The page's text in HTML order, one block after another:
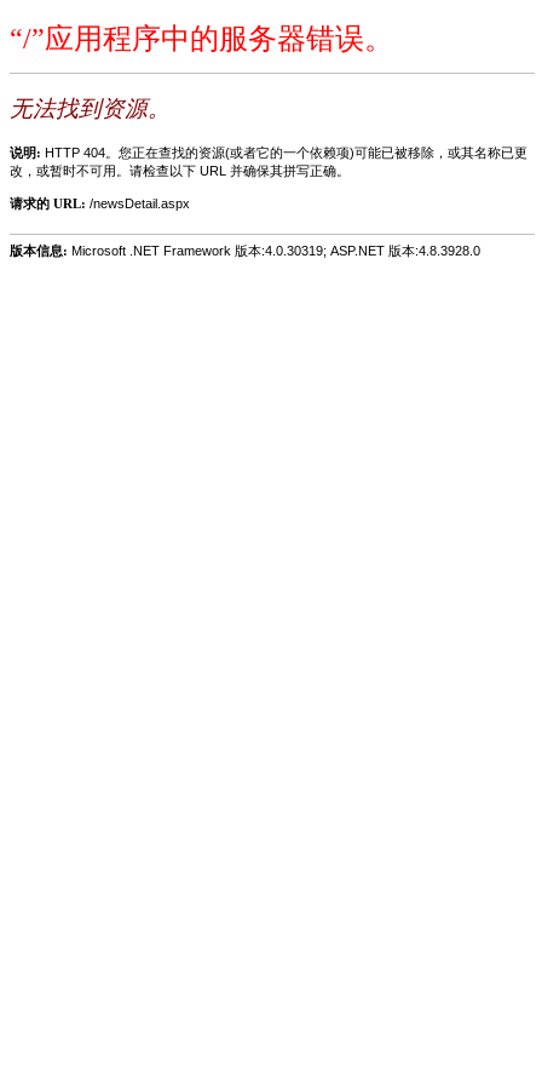
“/”应用程序中的服务器错误。
无法找到资源。
说明: HTTP 404。您正在查找的资源(或者它的一个依赖项)可能已被移除，或其名称已更
改，或暂时不可用。请检查以下 URL 并确保其拼写正确。
请求的 URL: /newsDetail.aspx
版本信息: Microsoft .NET Framework 版本:4.0.30319; ASP.NET 版本:4.8.3928.0